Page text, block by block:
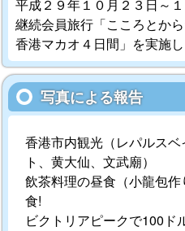
平成２９年１０月２３日～
継続会員旅行「こころとか
香港マカオ４日間」を実施し
写真による報告
香港市内観光（レパルス
ト、黄大仙、文武廟）
飲茶料理の昼食（小龍包
食!
ビクトリアピークで100ド